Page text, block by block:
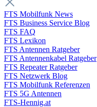
FTS Mobilfunk News
FTS Business Service Blog
FTS FAQ
FTS Lexikon
FTS Antennen Ratgeber
FTS Antennenkabel Ratgeber
FTS Repeater Ratgeber
FTS Netzwerk Blog
FTS Mobilfunk Referenzen
FTS 5G Antennen
FTS-Hennig.at